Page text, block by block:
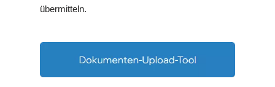
übermitteln.